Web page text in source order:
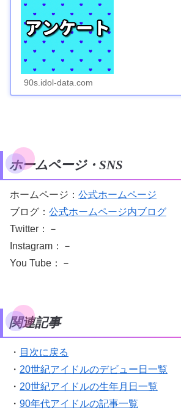
90s.idol-data.com
ホームページ・SNS
ホームページ： 公式ホームページ
ブログ： 公式ホームページ内ブログ
Twitter：－
Instagram：－
You Tube：－
関連記事
・ 目次に戻る
・ 20世紀アイドルのデビュー日一覧
・ 20世紀アイドルの生年月日一覧
・ 90年代アイドルの記事一覧